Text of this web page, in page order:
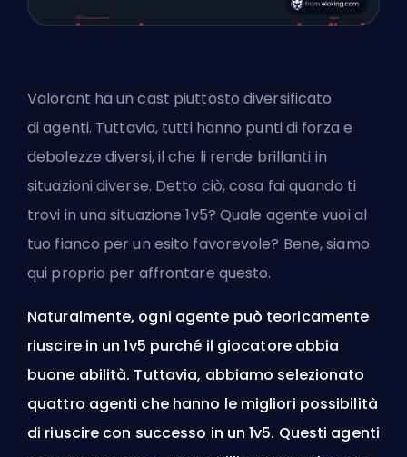
Valorant ha un cast piuttosto diversificato
diagenti. Tuttavia, tutti hanno punti di forza e
debolezze diversi, il che li rende brillanti in
situazioni diverse. Detto ciò, cosa fai quando ti
trovi in una situazione 1v5? Quale agente vuoi al
tuo fianco per un esito favorevole? Bene, siamo
qui proprio per affrontare questo.
Naturalmente, ogni agente può teoricamente
riuscire in un 1v5 purché il giocatore abbia
buone abilità. Tuttavia, abbiamo selezionato
quattro agenti che hanno le migliori possibilità
di riuscire con successo in un 1v5. Questi agenti